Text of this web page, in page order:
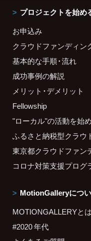
プロジェクトを始め
お申込み
クラウドファンディン
基本的な手順・流れ
成功事例の解説
メリット・デメリット
Fellowship
"ローカル"の活動を始
ふるさと納税型クラウ
東京都クラウドファン
コロナ対策支援プログ
MotionGalleryにつ
MOTIONGALLERYとは
#2020 年代